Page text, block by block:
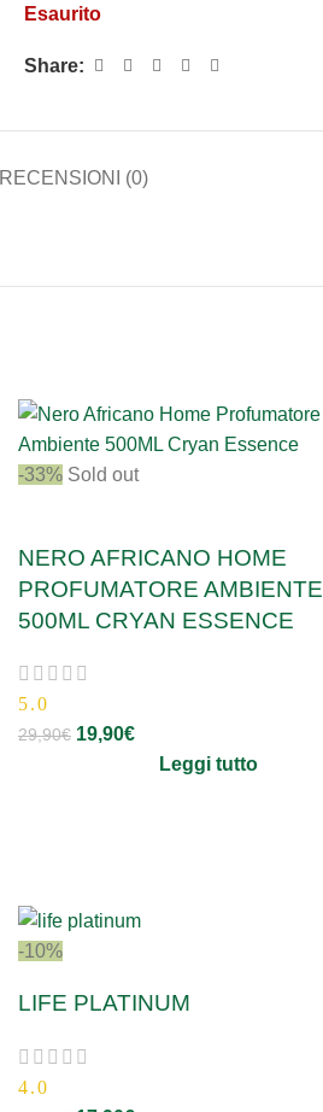
Esaurito
Share:
RECENSIONI (0)
-33% Sold out
NERO AFRICANO HOME
PROFUMATORE AMBIENTE
500ML CRYAN ESSENCE
5.0
29,90€ 19,90€
Leggi tutto
-10%
LIFE PLATINUM
4.0